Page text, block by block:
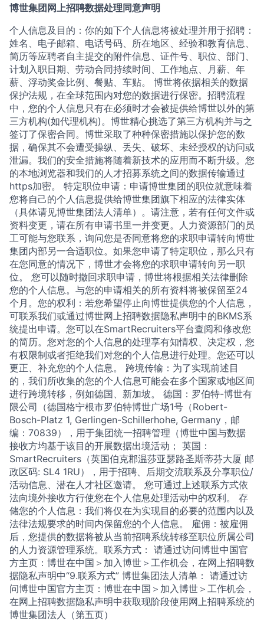
博世集团网上招聘数据处理同意声明
个人信息及目的：你的如下个人信息将被处理并用于招聘：
姓名、电子邮箱、电话号码、所在地区、经验和教育信息、
简历等应聘者自主提交的附件信息、证件号、职位、部门、
计划入职日期、劳动合同持续时间、工作地点、月薪、年
薪、浮动奖金比例、餐贴、车贴。 博世将依据相关的数据
保护法规，在全球范围内对您的数据进行保密。招聘流程
中，您的个人信息只有在必须时才会被提供给博世以外的第
三方机构(如代理机构)。博世精心挑选了第三方机构并与之
签订了保密合同。博世采取了种种保密措施以保护您的数
据，确保其不会遭受操纵、丢失、破坏、未经授权的访问或
泄漏。我们的安全措施将随着新技术的应用而不断升级。您
的本地浏览器和我们的人才招募系统之间的数据传输通过
https加密。 特定职位申请：申请博世集团的职位就意味着
您将自己的个人信息提供给博世集团旗下相应的法律实体
（具体请见博世集团法人清单）。请注意，若有任何文件或
资料变更，请在所有申请书里一并变更。人力资源部门的员
工可能与您联系，询问您是否同意将您的求职申请转向博世
集团内部另一合适职位。如果您申请了特定职位，那么只有
在您同意的情况下，博世才会将您的求职申请转向另一职
位。 您可以随时撤回求职申请，博世将根据相关法律删除
您的个人信息。与您的申请相关的所有资料将被保留至24
个月。您的权利：若您希望停止向博世提供您的个人信息，
可联系我们或通过博世网上招聘数据隐私声明中的BKMS系
统提出申请。您可以在SmartRecruiters平台查阅和修改您
的简历。您对您的个人信息的处理享有知情权、决定权，您
有权限制或者拒绝我们对您的个人信息进行处理。您还可以
更正、补充您的个人信息。 跨境传输：为了实现前述目
的，我们所收集的您的个人信息可能会在多个国家或地区间
进行跨境转移，例如德国、新加坡。 德国：罗伯特-博世有
限公司（德国格宁根市罗伯特博世广场1号（Robert-
Bosch-Platz 1, Gerlingen-Schillerhohe, Germany，邮
编：70839），用于集团统一招聘管理（博世中国与数据
接收方均基于该目的开展数据出境活动； 英国：
SmartRecruiters（英国伯克郡温莎亚瑟路圣斯蒂芬大厦 邮
政区码: SL4 1RU），用于招聘、后期交流联系及分享职位/
活动信息、潜在人才社区邀请。 您可通过上述联系方式依
法向境外接收方行使您在个人信息处理活动中的权利。 存
储您的个人信息：我们将仅在为实现目的必要的范围内以及
法律法规要求的时间内保留您的个人信息。 雇佣：被雇佣
后，您提供的数据将被从当前招聘系统转移至职位所属公司
的人力资源管理系统。联系方式： 请通过访问博世中国官
方主页：博世在中国＞加入博世＞工作机会，在网上招聘数
据隐私声明中“9.联系方式” 博世集团法人清单： 请通过访
问博世中国官方主页：博世在中国＞加入博世＞工作机会，
在网上招聘数据隐私声明中获取现阶段使用网上招聘系统的
博世集团法人（第五页）